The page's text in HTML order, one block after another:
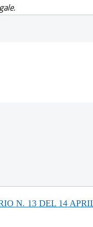
N. 13 DEL 14